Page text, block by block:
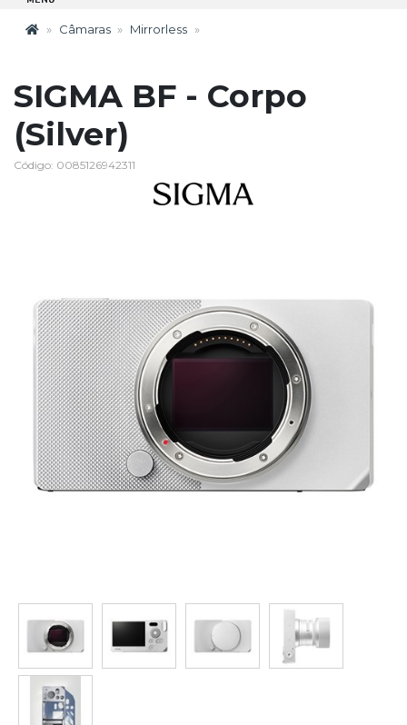
Câmaras Mirrorless
SIGMA BF - Corpo
(Silver)
Código: 0085126942311